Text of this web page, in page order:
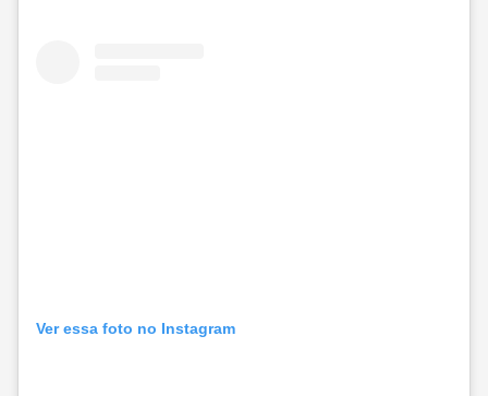
Ver essa foto no Instagram